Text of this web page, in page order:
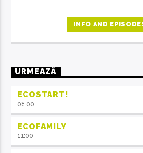
INFO AND
URMEAZĂ
ECOSTART!
08:00
ECOFAMILY
11:00